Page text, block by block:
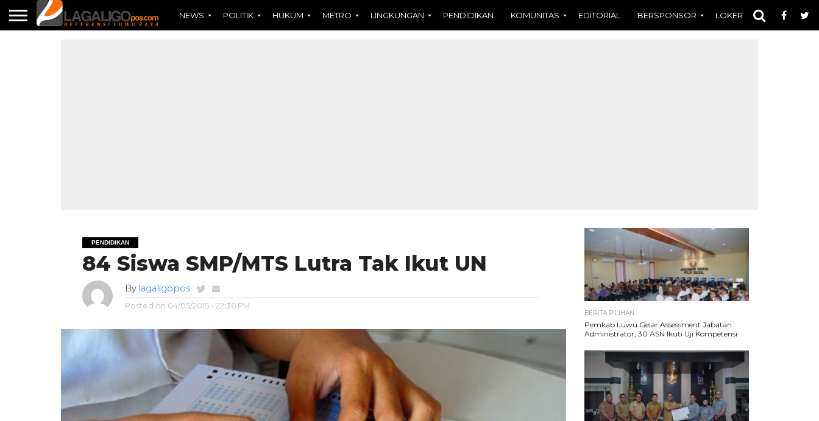
NEWS POLITIK HUKUM METRO LINGKUNGAN PENDIDIKAN KOMUNITAS EDITORIAL BERSPONSOR LOKER OPINI
PENDIDIKAN
84 Siswa SMP/MTS Lutra Tak Ikut UN
By lagaligopos
Posted on 04/05/2015 - 22:36 PM
BERITA PILIHAN
Pemkab Luwu Gelar Assessment Jabatan
Administrator, 30 ASN Ikuti Uji Kompetensi